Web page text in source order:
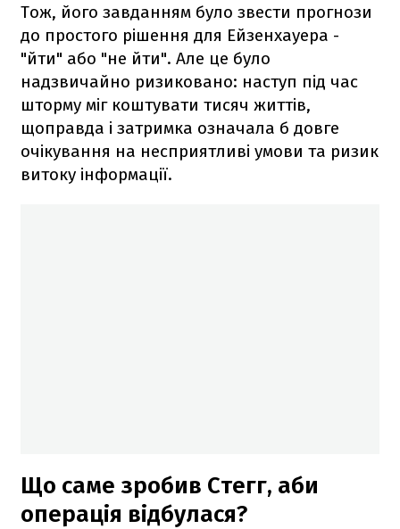
Тож, його завданням було звести прогнози
до простого рішення для Ейзенхауера -
"йти" або "не йти". Але це було
надзвичайно ризиковано: наступ під час
шторму міг коштувати тисяч життів,
щоправда і затримка означала б довге
очікування на несприятливі умови та ризик
витоку інформації.
Що саме зробив Стегг, аби
операція відбулася?